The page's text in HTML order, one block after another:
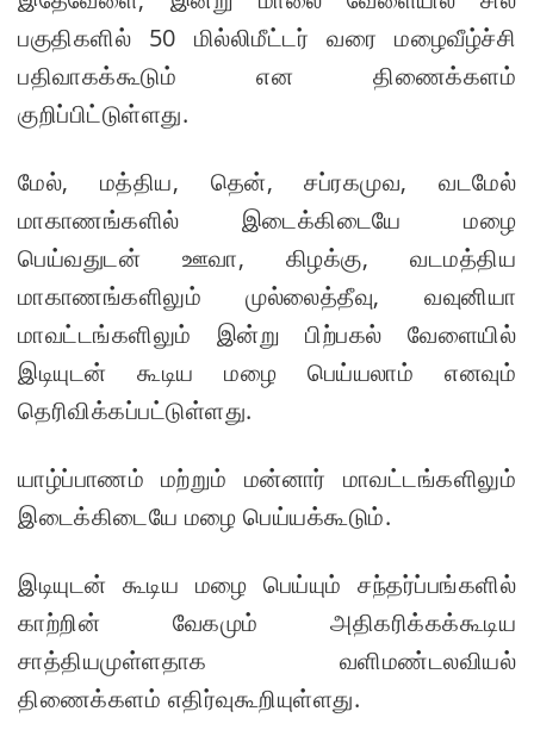
காவின்
சிறைத்
தண்ட
னைக்கு
எதிரான
றையீட்டு
விசார
ணை
செப்டம்பர்
23 வரை
பு!
உதவியா
ளர்
நியமனங்க
ளில்
பகுதிகளில் 50 மில்லிமீட்டர் வரை மழைவீழ்ச்சி
பதிவாகக்கூடும் என திணைக்களம்
குறிப்பிட்டுள்ளது.
மேல், மத்திய, தென், சப்ரகமுவ, வடமேல்
மாகாணங்களில் இடைக்கிடையே மழை
பெய்வதுடன் ஊவா, கிழக்கு, வடமத்திய
மாகாணங்களிலும் முல்லைத்தீவு, வவுனியா
மாவட்டங்களிலும் இன்று பிற்பகல் வேளையில்
இடியுடன் கூடிய மழை பெய்யலாம் எனவும்
தெரிவிக்கப்பட்டுள்ளது.
யாழ்ப்பாணம் மற்றும் மன்னார் மாவட்டங்களிலும்
இடைக்கிடையே மழை பெய்யக்கூடும்.
இடியுடன் கூடிய மழை பெய்யும் சந்தர்ப்பங்களில்
காற்றின் வேகமும் அதிகரிக்கக்கூடிய
சாத்தியமுள்ளதாக வளிமண்டலவியல்
திணைக்களம் எதிர்வுகூறியுள்ளது.